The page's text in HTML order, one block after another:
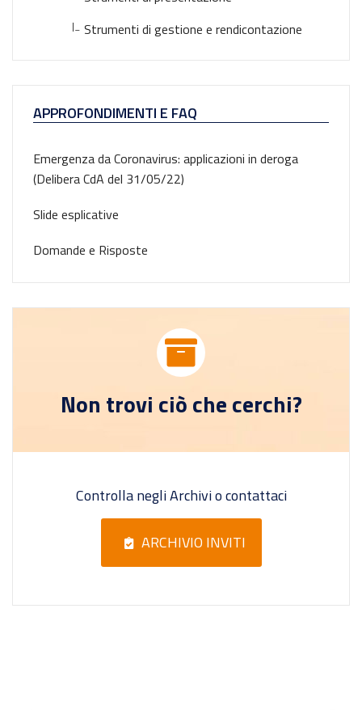
|_ Strumenti di gestione e rendicontazione
APPROFONDIMENTI E FAQ
Emergenza da Coronavirus: applicazioni in deroga
(Delibera CdA del 31/05/22)
Slide esplicative
Domande e Risposte
Non trovi ciò che cerchi?
Controlla negli Archivi o contattaci
ARCHIVIO INVITI